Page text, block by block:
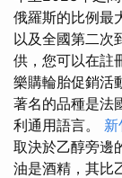
俄羅斯的比例最
以及全國第二次
供，您可以在註
樂購輪胎促銷活
著名的品種是法
利通用語言。
取決於乙醇旁邊
油是酒精，其比